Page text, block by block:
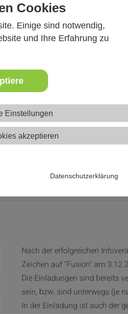
Cookies
Einige sind notwendig,
und Ihre Erfahrung zu
Einstellungen
akzeptieren
Datenschutzerklärung
am 3.12.2014 um
Nach der erfolgreichen
Zeichen auf "Fusion" am
Die Einladungen sind bereits
sein, bzw. sind unterwegs (je
In der Einladung ist auch der